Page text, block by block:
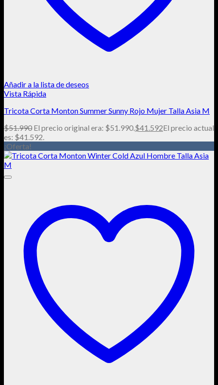
Añadir a la lista de deseos
Vista Rápida
Tricota Corta Monton Summer Sunny Rojo Mujer Talla Asia M
$51.990 El precio original era: $51.990.$41.592El precio actual
es: $41.592.
¡Oferta!